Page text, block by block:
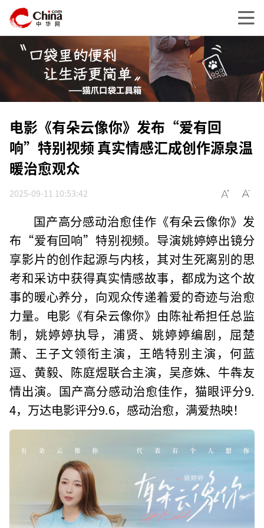
电影《有朵云像你》发布“爱有回
响”特别视频 真实情感汇成创作源泉温
暖治愈观众
2025-09-11 10:53:42
国产高分感动治愈佳作《有朵云像你》发
布“爱有回响”特别视频。导演姚婷婷出镜分
享影片的创作起源与内核，其对生死离别的思
考和采访中获得真实情感故事，都成为这个故
事的暖心养分，向观众传递着爱的奇迹与治愈
力量。电影《有朵云像你》由陈祉希担任总监
制，姚婷婷执导，浦贤、姚婷婷编剧，屈楚
萧、王子文领衔主演，王皓特别主演，何蓝
逗、黄毅、陈庭煜联合主演，吴彦姝、牛犇友
情出演。国产高分感动治愈佳作，猫眼评分9.
4，万达电影评分9.6，感动治愈，满爱热映！